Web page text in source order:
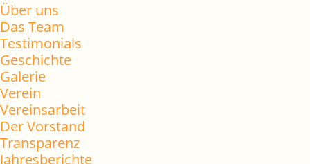
Über uns
Das Team
Testimonials
Geschichte
Galerie
Verein
Vereinsarbeit
Der Vorstand
Transparenz
Jahresberichte